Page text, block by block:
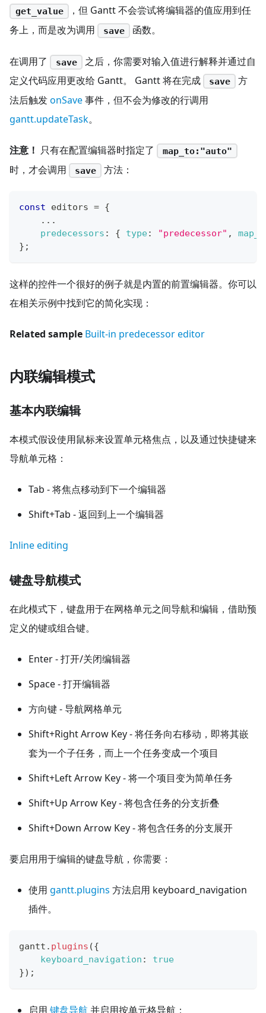
get_value
，但 Gantt 不会尝试将编辑器的值应用到任
务上，而是改为调用
save 函数。
在调用了 save
之后，你需要对输入值进行解释并通过自
定义代码应用更改给 Gantt。 Gantt 将在完成
save
方
法后触发onSave事件，但不会为修改的行调用
gantt.updateTask。
注意！ 只有在配置编辑器时指定了 map_to:"auto"
时，才会调用 save 方法：
const editors = {
...
predecessors : { type: "predecessor" ,
} ;
这样的控件一个很好的例子就是内置的前置编辑器。你可以
在相关示例中找到它的简化实现：
Related sample Built-in predecessor editor
内联编辑模式
基本内联编辑
本模式假设使用鼠标来设置单元格焦点，以及通过快捷键来
导航单元格：
Tab - 将焦点移动到下一个编辑器
Shift+Tab - 返回到上一个编辑器
Inline editing
键盘导航模式
在此模式下，键盘用于在网格单元之间导航和编辑，借助预
定义的键或组合键。
Enter - 打开/关闭编辑器
Space - 打开编辑器
方向键 - 导航网格单元
Shift+Right Arrow Key - 将任务向右移动，即将其嵌
套为一个子任务，而上一个任务变成一个项目
Shift+Left Arrow Key - 将一个项目变为简单任务
Shift+Up Arrow Key - 将包含任务的分支折叠
Shift+Down Arrow Key - 将包含任务的分支展开
要启用用于编辑的键盘导航，你需要：
使用 gantt.plugins 方法启用 keyboard_navigation
插件。
gantt . plugins ({
keyboard_navigation :
true
}) ;
启用 键盘导航 并启用按单元格导航：